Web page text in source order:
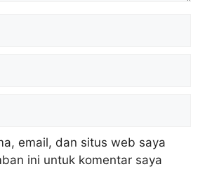
email, dan situs web saya
ini untuk komentar saya